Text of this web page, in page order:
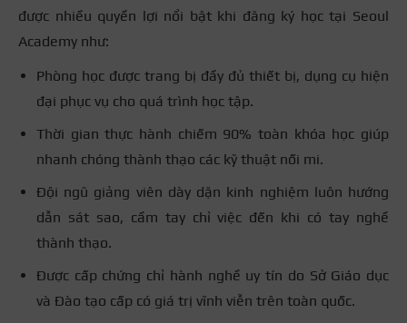
được nhiều quyền lợi nổi bật khi đăng ký học tại Seoul
Academy như:
Phòng học được trang bị đầy đủ thiết bị, dụng cụ hiện
đại phục vụ cho quá trình học tập.
Thời gian thực hành chiếm 90% toàn khóa học giúp
nhanh chóng thành thạo các kỹ thuật nối mi.
Đội ngũ giảng viên dày dặn kinh nghiệm luôn hướng
dẫn sát sao, cầm tay chỉ việc đến khi có tay nghề
thành thạo.
Được cấp chứng chỉ hành nghề uy tín do Sở Giáo dục
và Đào tạo cấp có giá trị vĩnh viễn trên toàn quốc.